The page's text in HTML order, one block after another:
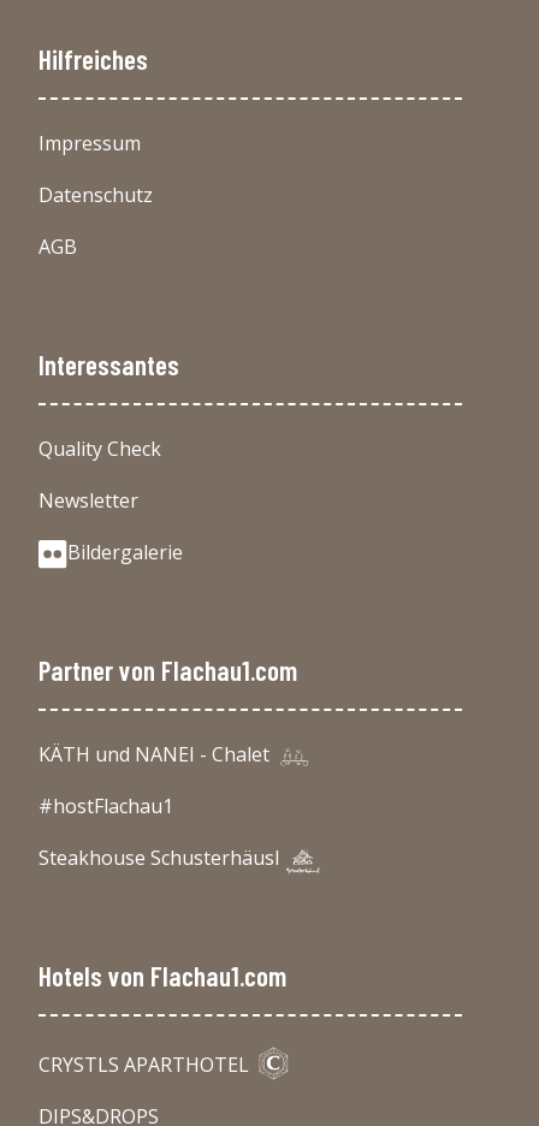
Hilfreiches
Impressum
Datenschutz
AGB
Interessantes
Quality Check
Newsletter
Bildergalerie
Partner von Flachau1.com
KÄTH und NANEI - Chalet
#hostFlachau1
Steakhouse Schusterhäusl
Hotels von Flachau1.com
CRYSTLS APARTHOTEL
DIPS&DROPS